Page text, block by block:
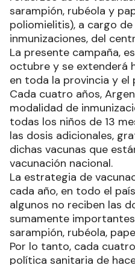
sarampión, rubéola y
poliomielitis), a cargo
inmunizaciones, del
La presente campaña,
octubre y se extenderá
en toda la provincia y el
Cada cuatro años,
modalidad de
todas los niños de 13
las dosis adicionales,
dichas vacunas que
vacunación nacional.
La estrategia de
cada año, en todo el
algunos no reciben las
sumamente
sarampión, rubéola,
Por lo tanto, cada
política sanitaria de